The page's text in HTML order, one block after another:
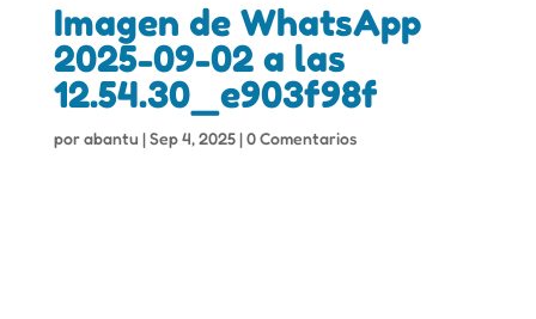
Imagen de WhatsApp
2025-09-02 a las
12.54.30_e903f98f
porabantu |Sep 4, 2025|0 Comentarios